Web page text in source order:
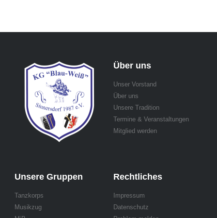
Über uns
Unser Vorstand
Über uns
Unsere Tradition
Termine & Veranstaltungen
Mitglied werden
Unsere Gruppen
Tanzkorps
Musikzug
Rechtliches
Impressum
Datenschutz